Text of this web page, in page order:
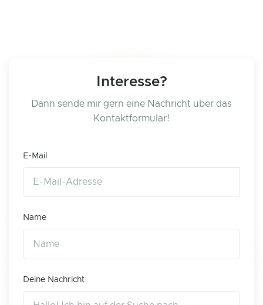
Interesse?
Dann sende mir gern eine Nachricht über das
Kontaktformular!
E-Mail
Name
Deine Nachricht